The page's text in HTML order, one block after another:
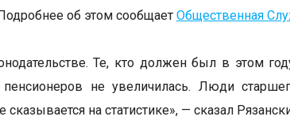
об этом сообщает Общественная
Те, кто должен был в этом
не увеличилась. Люди
на статистике», — сказал